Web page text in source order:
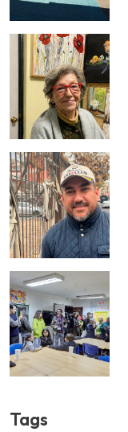
Tags